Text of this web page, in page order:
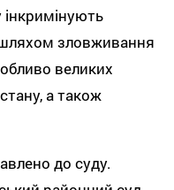
зловживання
великих
а також
до суду.